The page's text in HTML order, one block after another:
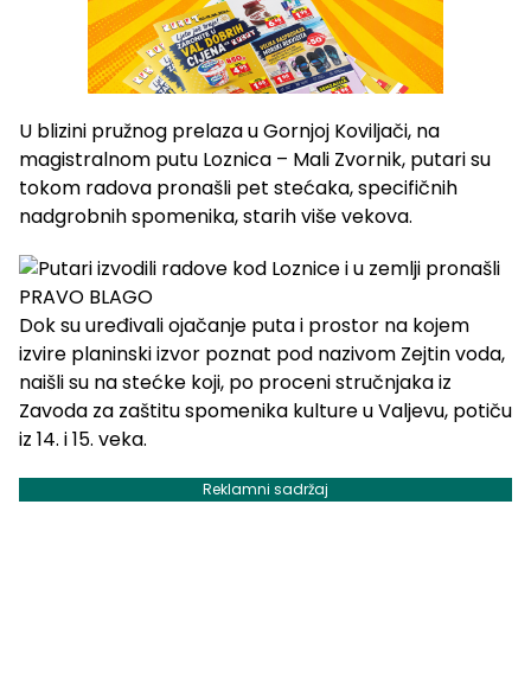
U blizini pružnog prelaza u Gornjoj Koviljači, na
magistralnom putu Loznica – Mali Zvornik, putari su
tokom radova pronašli pet stećaka, specifičnih
nadgrobnih spomenika, starih više vekova.
Dok su uređivali ojačanje puta i prostor na kojem
izvire planinski izvor poznat pod nazivom Zejtin voda,
naišli su na stećke koji, po proceni stručnjaka iz
Zavoda za zaštitu spomenika kulture u Valjevu, potiču
iz 14. i 15. veka.
Reklamni sadržaj